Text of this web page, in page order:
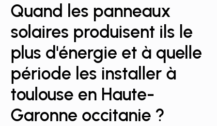
Quand les panneaux
solaires produisent ils le
plus d'énergie et à quelle
période les installer à
toulouse en Haute-
Garonne occitanie ?